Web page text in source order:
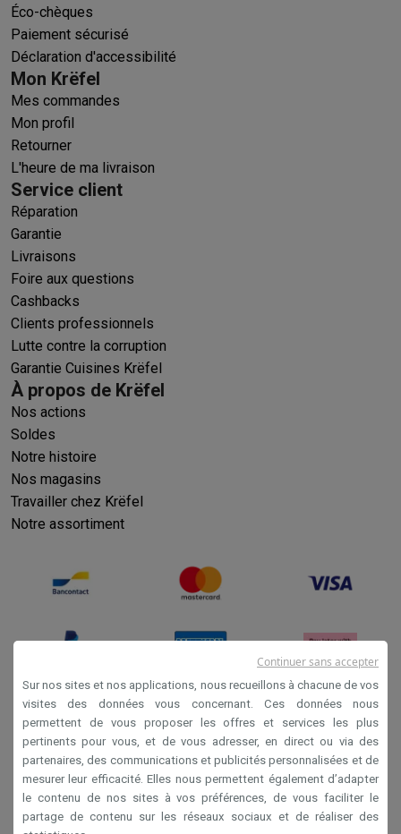
Éco-chèques
Paiement sécurisé
Déclaration d'accessibilité
Mon Krëfel
Mes commandes
Mon profil
Retourner
L'heure de ma livraison
Service client
Réparation
Garantie
Livraisons
Foire aux questions
Cashbacks
Clients professionnels
Lutte contre la corruption
Garantie Cuisines Krëfel
À propos de Krëfel
Nos actions
Soldes
Notre histoire
Nos magasins
Travailler chez Krëfel
Notre assortiment
Conditions générales de vente
Privacy
Disclaimer
Cookies
Sur nos sites et nos applications, nous recueillons à chacune de vos
visites des données vous concernant. Ces données nous
permettent de vous proposer les offres et services les plus
pertinents pour vous, et de vous adresser, en direct ou via des
partenaires, des communications et publicités personnalisées et de
mesurer leur efficacité. Elles nous permettent également d’adapter
le contenu de nos sites à vos préférences, de vous faciliter le
partage de contenu sur les réseaux sociaux et de réaliser des
Continuer sans accepter